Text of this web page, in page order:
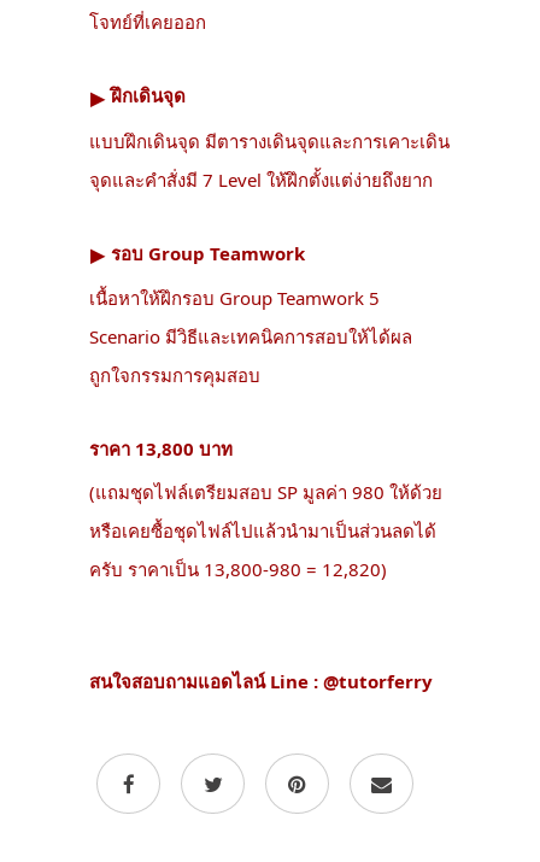
โจทย์ที่เคยออก
▶︎ฝึกเดินจุด
แบบฝึกเดินจุด มีตารางเดินจุดและการเคาะเดิน
จุดและคำสั่งมี 7 Level ให้ฝึกตั้งแต่ง่ายถึงยาก
▶︎ รอบ Group Teamwork
เนื้อหาให้ฝึกรอบ Group Teamwork 5
Scenario มีวิธีและเทคนิคการสอบให้ได้ผล
ถูกใจกรรมการคุมสอบ
ราคา 13,800 บาท
(แถมชุดไฟล์เตรียมสอบ SP มูลค่า 980 ให้ด้วย
หรือเคยซื้อชุดไฟล์ไปแล้วนำมาเป็นส่วนลดได้
ครับ ราคาเป็น 13,800-980 = 12,820)
สนใจสอบถามแอดไลน์ Line : @tutorferry